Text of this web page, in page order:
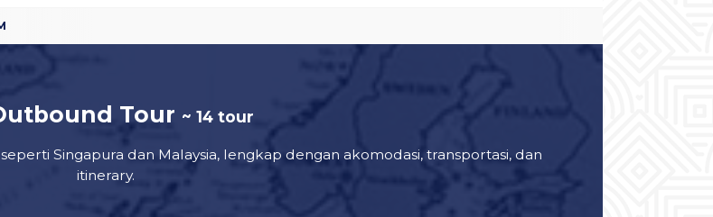
Tour ~ 14 tour
Singapura dan Malaysia, lengkap dengan akomodasi, transportasi, dan
itinerary.